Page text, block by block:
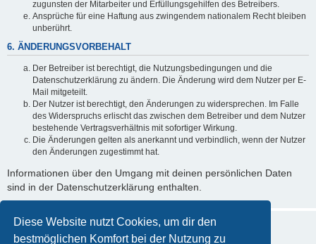
Diese Website nutzt Cookies, um dir den
bestmöglichen Komfort bei der Nutzung zu
zugunsten der Mitarbeiter und Erfüllungsgehilfen des Betreibers.
Ansprüche für eine Haftung aus zwingendem nationalem Recht bleiben
unberührt.
6. ÄNDERUNGSVORBEHALT
Der Betreiber ist berechtigt, die Nutzungsbedingungen und die
Datenschutzerklärung zu ändern. Die Änderung wird dem Nutzer per E-
Mail mitgeteilt.
Der Nutzer ist berechtigt, den Änderungen zu widersprechen. Im Falle
des Widerspruchs erlischt das zwischen dem Betreiber und dem Nutzer
bestehende Vertragsverhältnis mit sofortiger Wirkung.
Die Änderungen gelten als anerkannt und verbindlich, wenn der Nutzer
den Änderungen zugestimmt hat.
Informationen über den Umgang mit deinen persönlichen Daten
sind in der Datenschutzerklärung enthalten.